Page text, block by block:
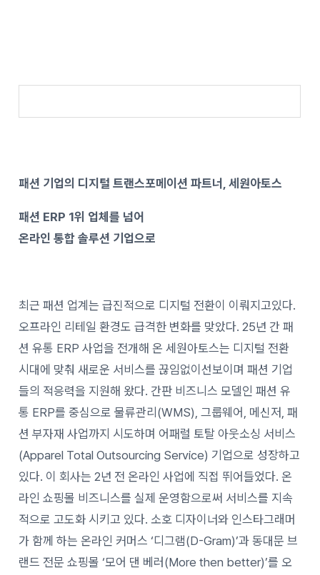
패션 기업의 디지털 트랜스포메이션 파트너, 세원아토스
패션 ERP 1위 업체를 넘어
온라인 통합 솔루션 기업으로
최근 패션 업계는 급진적으로 디지털 전환이 이뤄지고있다.
오프라인 리테일 환경도 급격한 변화를 맞았다. 25년 간 패
션 유통 ERP 사업을 전개해 온 세원아토스는 디지털 전환
시대에 맞춰 새로운 서비스를 끊임없이선보이며 패션 기업
들의 적응력을 지원해 왔다. 간판 비즈니스 모델인 패션 유
통 ERP를 중심으로 물류관리(WMS), 그룹웨어, 메신저, 패
션 부자재 사업까지 시도하며 어패럴 토탈 아웃소싱 서비스
(Apparel Total Outsourcing Service) 기업으로 성장하고
있다. 이 회사는 2년 전 온라인 사업에 직접 뛰어들었다. 온
라인 쇼핑몰 비즈니스를 실제 운영함으로써 서비스를 지속
적으로 고도화 시키고 있다. 소호 디자이너와 인스타그래머
가 함께 하는 온라인 커머스 ‘디그램(D-Gram)’과 동대문 브
랜드 전문 쇼핑몰 ‘모어 댄 베러(More then better)’를 오